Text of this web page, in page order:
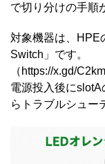
で切り分けの手順
対象機器は、HPE
Switch」です。
（ https://x.gd/
電源投入後に
らトラブルシュー